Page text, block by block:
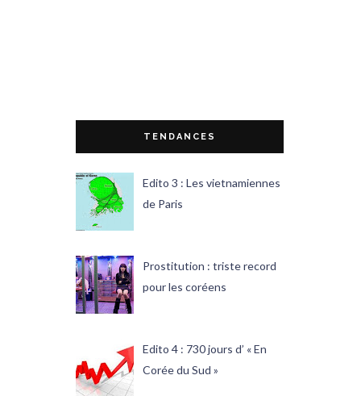
TENDANCES
Edito 3 : Les vietnamiennes
de Paris
Prostitution : triste record
pour les coréens
Edito 4 : 730 jours d’ « En
Corée du Sud »